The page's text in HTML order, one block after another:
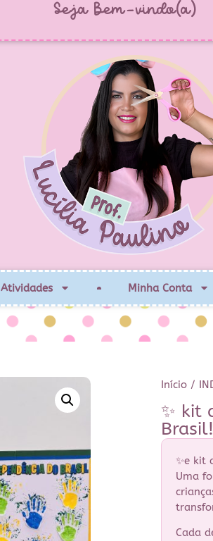
Seja Bem-vindo(a)
Atividades Minha Conta
Início /
✨ kit
Brasil!
✨e kit
Uma
Cada